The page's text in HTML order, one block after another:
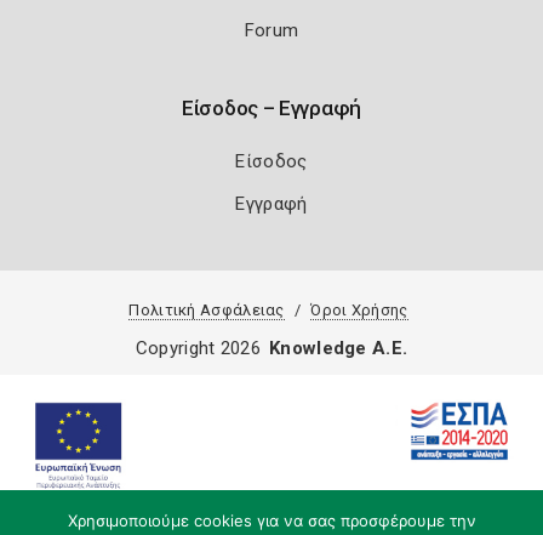
Forum
Είσοδος – Εγγραφή
Είσοδος
Εγγραφή
Πολιτική Ασφάλειας Όροι Χρήσης
Χρησιμοποιούμε cookies για να σας προσφέρουμε την
Copyright 2026 Knowledge A.E.